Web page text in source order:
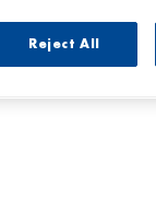
Reject All